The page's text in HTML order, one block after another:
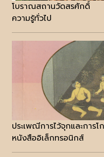
โบราณสถานวัดสรศักดิ์
ความรู้ทั่วไป
ประเพณีการไว้จุกและการ
หนังสืออิเล็กทรอนิกส์